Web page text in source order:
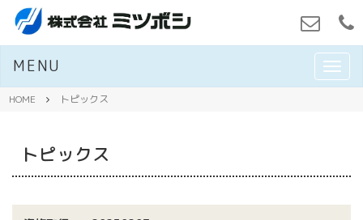
M
E
MENU
HOME トピックス
トピックス